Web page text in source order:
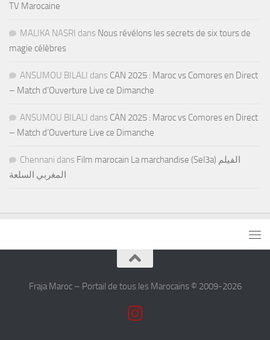
TV Marocaine
MALIKA NASRI dans Nous révélons les secrets de six tours de
magie célèbres
ANSUMOU BILALI dans CAN 2025 : Maroc vs Comores en Direct
– Match d’Ouverture Live ce Dimanche
ANSUMOU BILALI dans CAN 2025 : Maroc vs Comores en Direct
– Match d’Ouverture Live ce Dimanche
Chennani dans Film marocain La marchandise (Sel3a) الفيلم
المغربي السلعة
Fraja Maroc – Portail de tous les Marocains © 2009-2026